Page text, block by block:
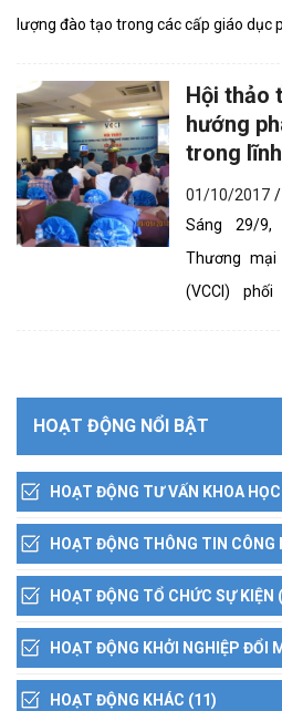
lượng đào tạo trong các cấp giáo dục
Hội thảo
hướng
trong
01/10/2017 /
Sáng 29/9,
Thương mại
(VCCI)
HOẠT ĐỘNG NỔI BẬT
HOẠT ĐỘNG TƯ VẤN KHOA
HOẠT ĐỘNG THÔNG TIN CÔNG
HOẠT ĐỘNG TỔ CHỨC SỰ KIỆN
HOẠT ĐỘNG KHỞI NGHIỆP ĐỔI
HOẠT ĐỘNG KHÁC (11)